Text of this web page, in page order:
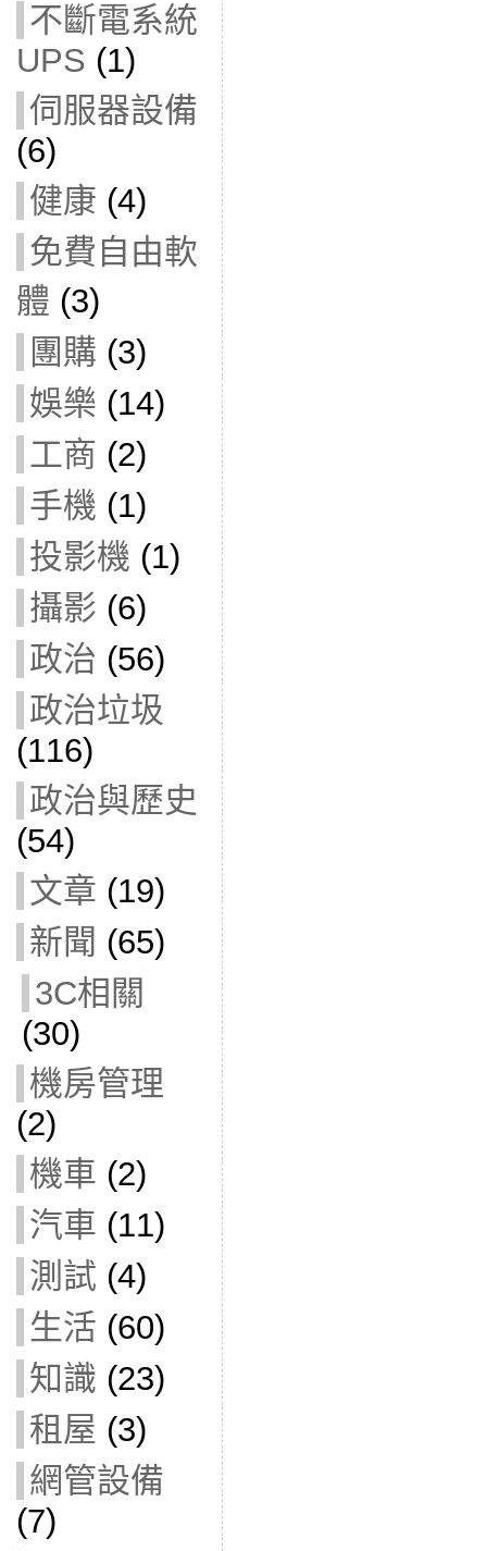
不斷電系統
UPS (1)
伺服器設備
(6)
健康 (4)
免費自由軟
體 (3)
團購 (3)
娛樂 (14)
工商 (2)
手機 (1)
投影機 (1)
攝影 (6)
政治 (56)
政治垃圾
(116)
政治與歷史
(54)
文章 (19)
新聞 (65)
3C相關
(30)
機房管理
(2)
機車 (2)
汽車 (11)
測試 (4)
生活 (60)
知識 (23)
租屋 (3)
網管設備
(7)